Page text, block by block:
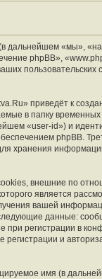
дальнейшем «мы»,
phpBB»,
приведёт к
в папку
«user-id») и
phpBB.
хранения
внешние по
является
вашей
данные:
регистрации в
и
имя (в